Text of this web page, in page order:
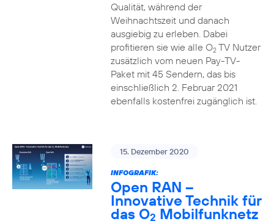
Qualität, während der
Weihnachtszeit und danach
ausgiebig zu erleben. Dabei
profitieren sie wie alle O2TV Nutzer
zusätzlich vom neuen Pay-TV-
Paket mit 45 Sendern, das bis
einschließlich 2. Februar 2021
ebenfalls kostenfrei zugänglich ist.
15. Dezember 2020
INFOGRAFIK:
Open RAN –
Innovative Technik für
das O2 Mobilfunknetz